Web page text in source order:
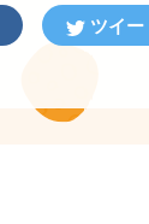
ツイー